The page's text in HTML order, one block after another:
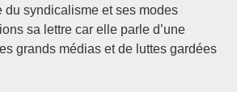
du syndicalisme et ses modes
sa lettre car elle parle d’une
grands médias et de luttes gardées